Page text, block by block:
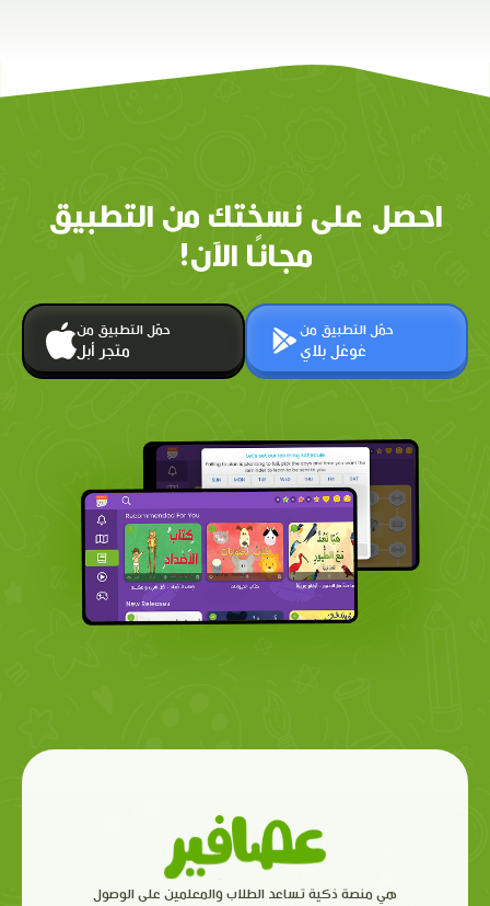
احصل على نسختك من التطبيق
مجانًا الآن!
حمّل التطبيق من
متجر أبل
حمّل التطبيق من
غوغل بلاي
هي منصة ذكية تساعد الطلاب والمعلمين على الوصول